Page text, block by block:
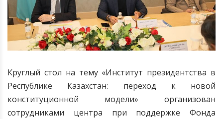
Круглый стол на тему «Институт президентства в
Республике Казахстан: переход к новой
конституционной модели» организован
сотрудниками центра при поддержке Фонда